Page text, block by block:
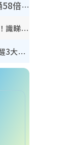
行李清潔｜車轆污糟過馬桶58倍！專家警告忌用酒精抹 教1招免污手除菌
New Balance型號密碼大公開！識睇2個數字買鞋秒知功能免中伏 附5大熱門鞋款
剪頭髮都要擇日？司徒法正提醒3大禁忌日子 隨時剪走財運！呢日剪髮恐「剪壽命」？